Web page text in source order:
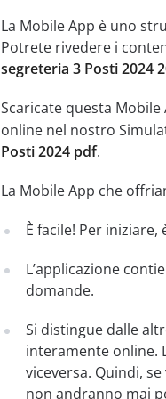
La Mobile App è uno
Potrete rivedere i
segreteria 3 Posti 2024
Scaricate questa
online nel nostro
Posti 2024 pdf.
La Mobile App che
È facile! Per
L’applicazione
domande.
Si distingue dalle
interamente online.
viceversa. Quindi,
non andranno mai